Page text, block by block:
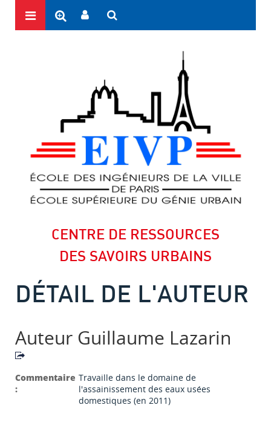
CENTRE DE RESSOURCES
DES SAVOIRS URBAINS
DÉTAIL DE L'AUTEUR
Auteur Guillaume Lazarin
Commentaire
:
Travaille dans le domaine de
l'assainissement des eaux usées
domestiques (en 2011)